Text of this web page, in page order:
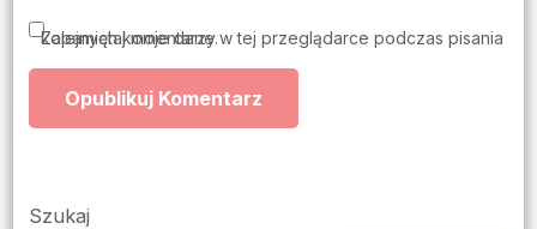
Zapamiętaj moje dane w tej przeglądarce podczas pisania kolejnych komentarzy.
Szukaj